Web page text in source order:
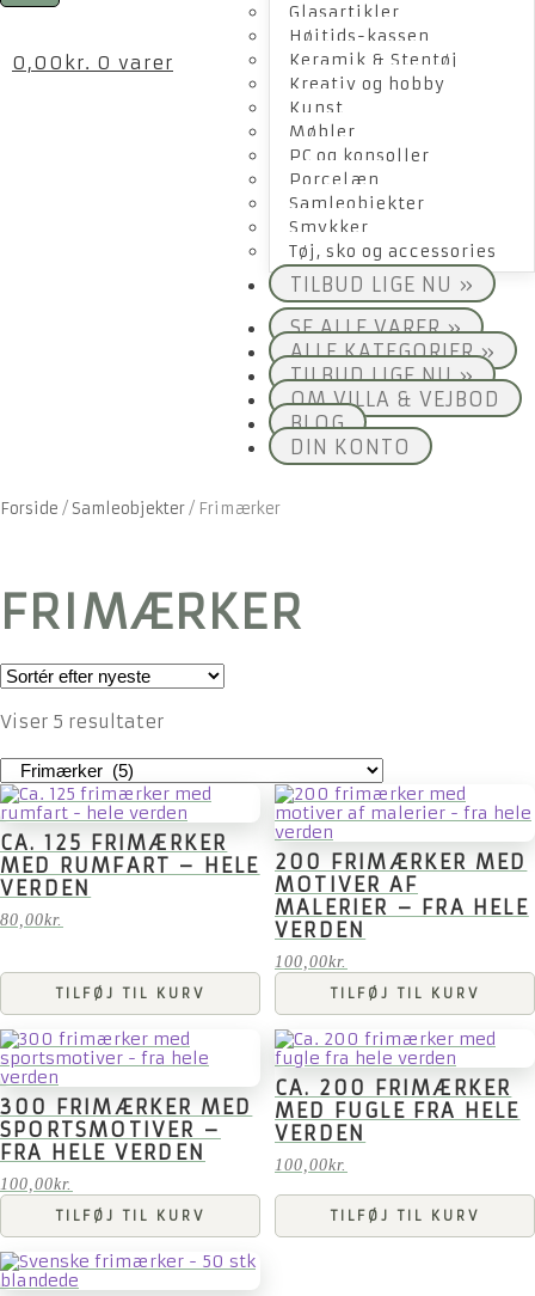
0,00 kr. 0 varer
Glasartikler
Højtids-kassen
Keramik & Stentøj
Kreativ og hobby
Kunst
Møbler
PC og konsoller
Porcelæn
Samleobjekter
Smykker
Tøj, sko og accessories
TILBUD LIGE NU »
SE ALLE VARER »
ALLE KATEGORIER »
TILBUD LIGE NU »
OM VILLA & VEJBOD
BLOG
DIN KONTO
Forside / Samleobjekter/ Frimærker
FRIMÆRKER
Viser 5 resultaterSorteret
CA. 125 FRIMÆRKER
MED RUMFART – HELE
VERDEN
80,00kr.
TILFØJ TIL KURV
200 FRIMÆRKER MED
MOTIVER AF
MALERIER – FRA HELE
VERDEN
100,00kr.
TILFØJ TIL KURV
300 FRIMÆRKER MED
SPORTSMOTIVER –
FRA HELE VERDEN
100,00kr.
TILFØJ TIL KURV
CA. 200 FRIMÆRKER
MED FUGLE FRA HELE
VERDEN
100,00kr.
TILFØJ TIL KURV